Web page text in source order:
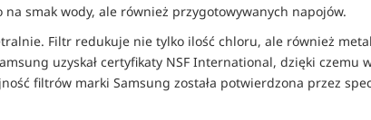
smak wody, ale również przygotowywanych napojów.
Filtr redukuje nie tylko ilość chloru, ale również
uzyskał certyfikaty NSF International, dzięki czemu
filtrów marki Samsung została potwierdzona przez